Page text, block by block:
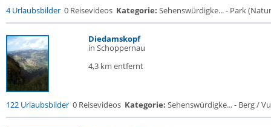
4 Urlaubsbilder 0 Reisevideos Kategorie: Sehenswürdigke... - Park
Diedamskopf
in Schoppernau
4,3 km entfernt
122 Urlaubsbilder 0 Reisevideos Kategorie: Sehenswürdigke... - Berg /